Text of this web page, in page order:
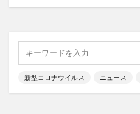
新型コロナウイルス ニュース